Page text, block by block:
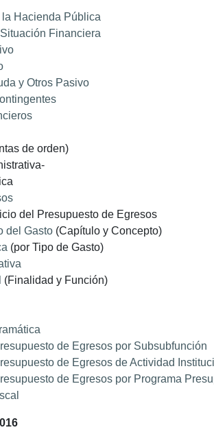
Hacienda Pública
Financiera
y Otros Pasivo
de orden)
del Presupuesto de Egresos
del Gasto(Capítulo y Concepto)
(por Tipo de Gasto)
(Finalidad y Función)
de Egresos por Subsubfunción
de Egresos de Actividad
de Egresos por Programa